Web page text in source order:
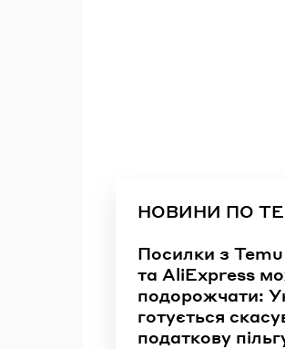
НОВИНИ ПО
Посилки з Temu
та AliExpress
подорожчати:
готується
податкову